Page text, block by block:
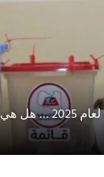
الانتخابات